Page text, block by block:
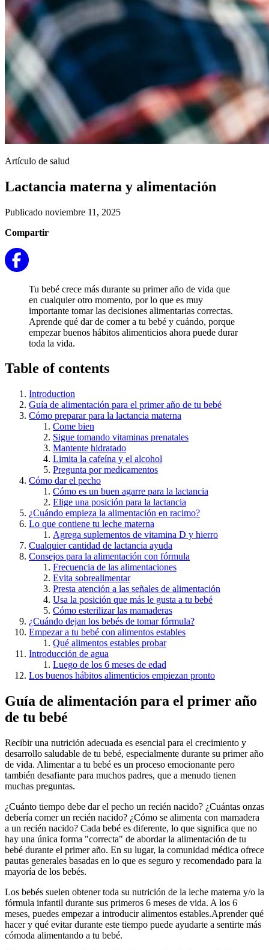
Artículo de salud
Lactancia materna y alimentación
Publicado noviembre 11, 2025
Compartir
Tu bebé crece más durante su primer año de vida que
en cualquier otro momento, por lo que es muy
importante tomar las decisiones alimentarias correctas.
Aprende qué dar de comer a tu bebé y cuándo, porque
empezar buenos hábitos alimenticios ahora puede durar
toda la vida.
Table of contents
Introduction
Guía de alimentación para el primer año de tu bebé
Cómo preparar para la lactancia materna
Come bien
Sigue tomando vitaminas prenatales
Mantente hidratado
Limita la cafeína y el alcohol
Pregunta por medicamentos
Cómo dar el pecho
Cómo es un buen agarre para la lactancia
Elige una posición para la lactancia
¿Cuándo empieza la alimentación en racimo?
Lo que contiene tu leche materna
Agrega suplementos de vitamina D y hierro
Cualquier cantidad de lactancia ayuda
Consejos para la alimentación con fórmula
Frecuencia de las alimentaciones
Evita sobrealimentar
Presta atención a las señales de alimentación
Usa la posición que más le gusta a tu bebé
Cómo esterilizar las mamaderas
¿Cuándo dejan los bebés de tomar fórmula?
Empezar a tu bebé con alimentos estables
Qué alimentos estables probar
Introducción de agua
Luego de los 6 meses de edad
Los buenos hábitos alimenticios empiezan pronto
Guía de alimentación para el primer año
de tu bebé
Recibir una nutrición adecuada es esencial para el crecimiento y
desarrollo saludable de tu bebé, especialmente durante su primer año
de vida. Alimentar a tu bebé es un proceso emocionante pero
también desafiante para muchos padres, que a menudo tienen
muchas preguntas.
¿Cuánto tiempo debe dar el pecho un recién nacido? ¿Cuántas onzas
debería comer un recién nacido? ¿Cómo se alimenta con mamadera
a un recién nacido? Cada bebé es diferente, lo que significa que no
hay una única forma "correcta" de abordar la alimentación de tu
bebé durante el primer año. En su lugar, la comunidad médica ofrece
pautas generales basadas en lo que es seguro y recomendado para la
mayoría de los bebés.
Los bebés suelen obtener toda su nutrición de la leche materna y/o la
fórmula infantil durante sus primeros 6 meses de vida. A los 6
meses, puedes empezar a introducir alimentos estables.Aprender qué
hacer y qué evitar durante este tiempo puede ayudarte a sentirte más
cómoda alimentando a tu bebé.